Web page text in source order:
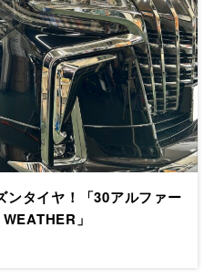
ンタイヤ！「30アルファー
」